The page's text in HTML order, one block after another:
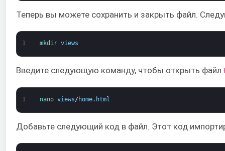
Теперь вы можете сохранить и закрыть файл.
1 mkdir views
Введите следующую команду, чтобы открыть файл
1 nano views/ home. html
Добавьте следующий код в файл. Этот код